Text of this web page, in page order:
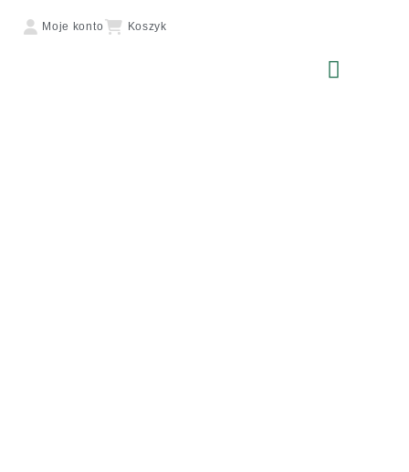
Moje konto Koszyk